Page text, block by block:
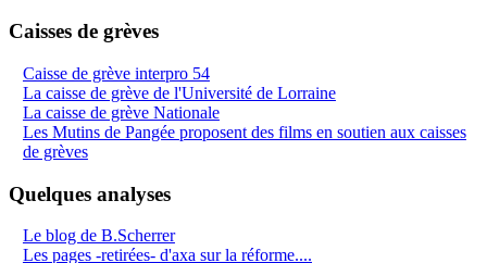
Caisses de grèves
Caisse de grève interpro 54
La caisse de grève de l'Université de Lorraine
La caisse de grève Nationale
Les Mutins de Pangée proposent des films en soutien aux caisses
de grèves
Quelques analyses
Le blog de B.Scherrer
Les pages -retirées- d'axa sur la réforme....